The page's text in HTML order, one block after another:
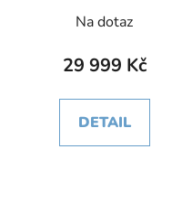
Na dotaz
29 999 Kč
DETAIL